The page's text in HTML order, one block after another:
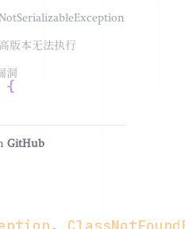
{
高版本无法执行
洞
GitHub